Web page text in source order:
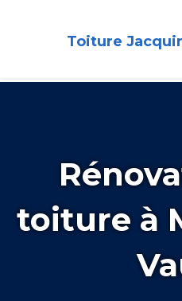
Toiture
toiture à